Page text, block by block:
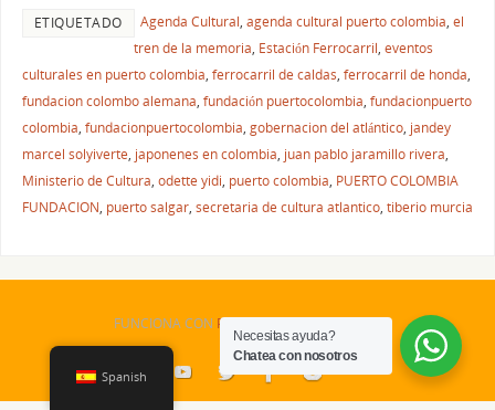
ETIQUETADO Agenda Cultural, agenda cultural puerto colombia, el
tren de la memoria, Estación Ferrocarril, eventos
culturales en puerto colombia, ferrocarril de caldas, ferrocarril de honda,
fundacion colombo alemana, fundación puertocolombia, fundacionpuerto
colombia, fundacionpuertocolombia, gobernacion del atlántico, jandey
marcel solyiverte, japonenes en colombia, juan pablo jaramillo rivera,
Ministerio de Cultura, odette yidi, puerto colombia, PUERTO COLOMBIA
FUNDACION, puerto salgar, secretaria de cultura atlantico, tiberio murcia
FUNCIONA CON PARABOLA&WORDPRESS.
Spanish
Necesitas ayuda?
Chatea con nosotros